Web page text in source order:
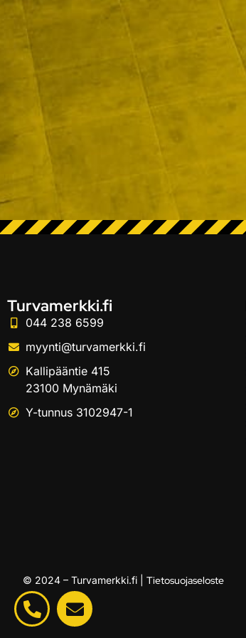
Turvamerkki.fi
044 238 6599
myynti@turvamerkki.fi
Kallipääntie 415
23100 Mynämäki
Y-tunnus 3102947-1
© 2024 – Turvamerkki.fi | Tietosuojaseloste